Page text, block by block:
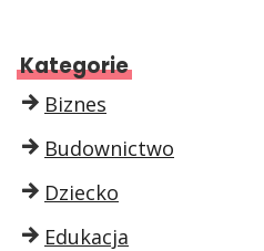
Kategorie
Biznes
Budownictwo
Dziecko
Edukacja